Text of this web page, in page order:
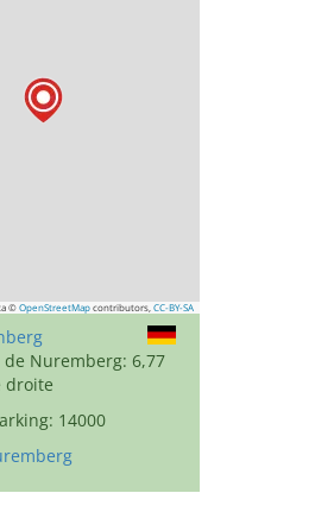
©OpenStreetMap contributors, CC-BY-SA
Nuremberg: 6,77
droite
14000